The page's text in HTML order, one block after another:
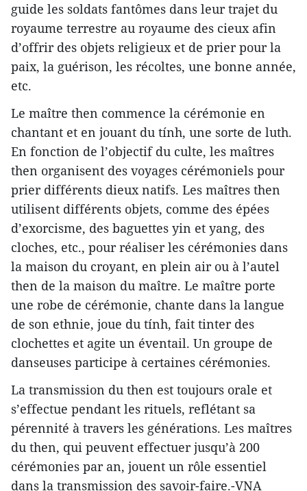
guide les soldats fantômes dans leur trajet du
royaume terrestre au royaume des cieux afin
d’offrir des objets religieux et de prier pour la
paix, la guérison, les récoltes, une bonne année,
etc.
Le maître then commence la cérémonie en
chantant et en jouant du tính, une sorte de luth.
En fonction de l’objectif du culte, les maîtres
then organisent des voyages cérémoniels pour
prier différents dieux natifs. Les maîtres then
utilisent différents objets, comme des épées
d’exorcisme, des baguettes yin et yang, des
cloches, etc., pour réaliser les cérémonies dans
la maison du croyant, en plein air ou à l’autel
then de la maison du maître. Le maître porte
une robe de cérémonie, chante dans la langue
de son ethnie, joue du tính, fait tinter des
clochettes et agite un éventail. Un groupe de
danseuses participe à certaines cérémonies.
La transmission du then est toujours orale et
s’effectue pendant les rituels, reflétant sa
pérennité à travers les générations. Les maîtres
du then, qui peuvent effectuer jusqu’à 200
cérémonies par an, jouent un rôle essentiel
dans la transmission des savoir-faire.-VNA